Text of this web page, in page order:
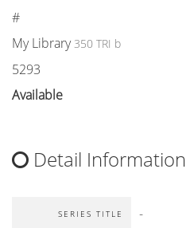
#
My Library 350 TRI b
5293
Available
Detail Information
SERIES TITLE -